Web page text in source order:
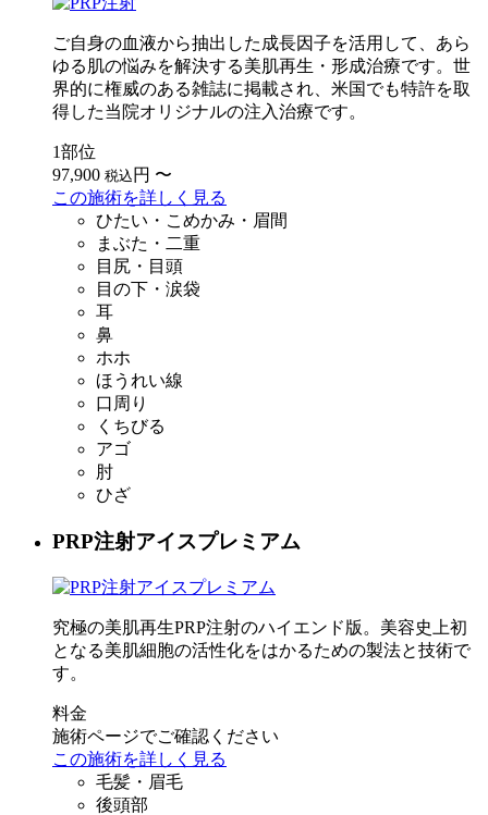
ご自身の血液から抽出した成長因子を活用して、あら
ゆる肌の悩みを解決する美肌再生・形成治療です。世
界的に権威のある雑誌に掲載され、米国でも特許を取
得した当院オリジナルの注入治療です。
1部位
97,900 税込 円 〜
この施術を詳しく見る
ひたい・こめかみ・眉間
まぶた・二重
目尻・目頭
目の下・涙袋
耳
鼻
ホホ
ほうれい線
口周り
くちびる
アゴ
肘
ひざ
PRP注射アイスプレミアム
究極の美肌再生PRP注射のハイエンド版。美容史上初
となる美肌細胞の活性化をはかるための製法と技術で
す。
料金
施術ページでご確認ください
この施術を詳しく見る
毛髪・眉毛
後頭部